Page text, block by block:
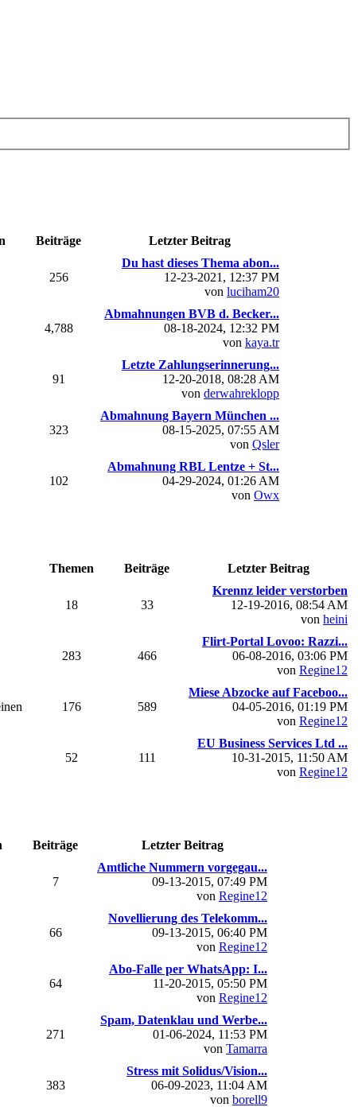
Beiträge Letzter Beitrag
256
Du hast dieses Thema abon...
12-23-2021, 12:37 PM
von luciham20
4,788
Abmahnungen BVB d. Becker...
08-18-2024, 12:32 PM
von kaya.tr
91
Letzte Zahlungserinnerung...
12-20-2018, 08:28 AM
von derwahreklopp
323
Abmahnung Bayern München ...
08-15-2025, 07:55 AM
von Qsler
102
Abmahnung RBL Lentze + St...
04-29-2024, 01:26 AM
von Owx
Themen Beiträge
Letzter Beitrag
18 33
Krennz leider verstorben
12-19-2016, 08:54 AM
von heini
283 466
Flirt-Portal Lovoo: Razzi...
06-08-2016, 03:06 PM
von Regine12
176 589
Miese Abzocke auf Faceboo...
04-05-2016, 01:19 PM
von Regine12
52 111
EU Business Services Ltd ...
10-31-2015, 11:50 AM
von Regine12
Beiträge Letzter Beitrag
7
Amtliche Nummern vorgegau...
09-13-2015, 07:49 PM
von Regine12
66
Novellierung des Telekomm...
09-13-2015, 06:40 PM
von Regine12
64
Abo-Falle per WhatsApp: I...
11-20-2015, 05:50 PM
von Regine12
271
Spam, Datenklau und Werbe...
01-06-2024, 11:53 PM
von Tamarra
383
Stress mit Solidus/Vision...
06-09-2023, 11:04 AM
von borell9